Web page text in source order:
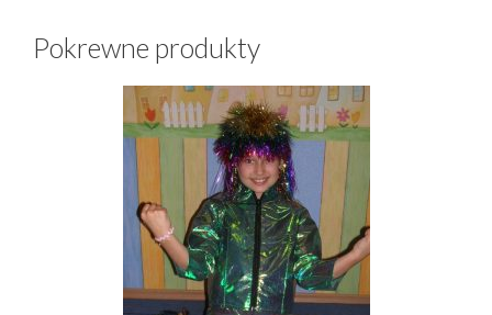
Pokrewne produkty